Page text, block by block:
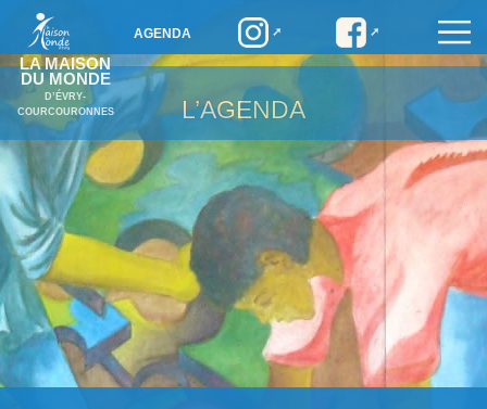
LA MAISON
DU MONDE
D’ÉVRY-
COURCOURONNES
AGENDA
L’AGENDA